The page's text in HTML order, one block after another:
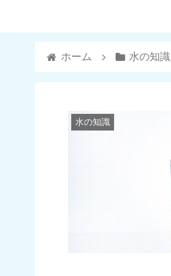
ホーム 水の知識
水の知識